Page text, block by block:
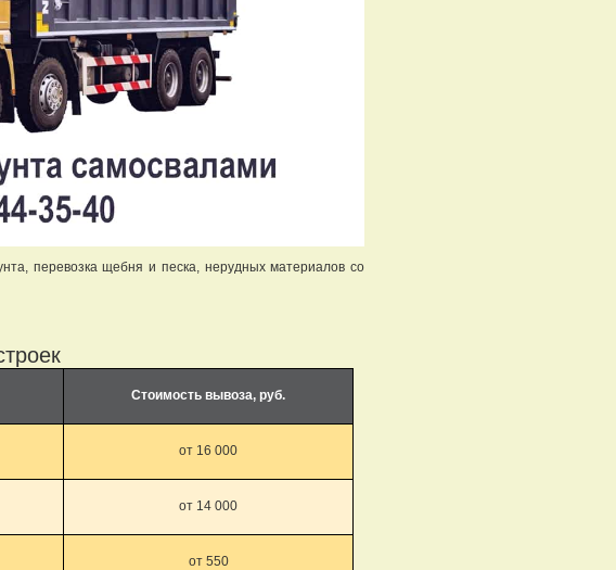
перевозка щебня и песка, нерудных материалов со
Стоимость вывоза, руб.
от 16 000
от 14 000
от 550